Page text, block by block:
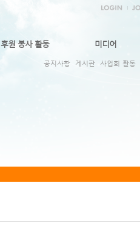
후원 봉사 활동 미디어
공지사항 게시판 사업회 활동